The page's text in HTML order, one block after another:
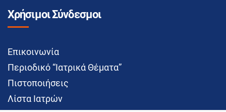
Χρήσιμοι Σύνδεσμοι
Επικοινωνία
Περιοδικό “Ιατρικά Θέματα”
Πιστοποιήσεις
Λίστα Ιατρών